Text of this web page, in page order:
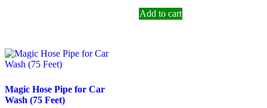
Add to cart
Magic Hose Pipe for Car
Wash (75 Feet)